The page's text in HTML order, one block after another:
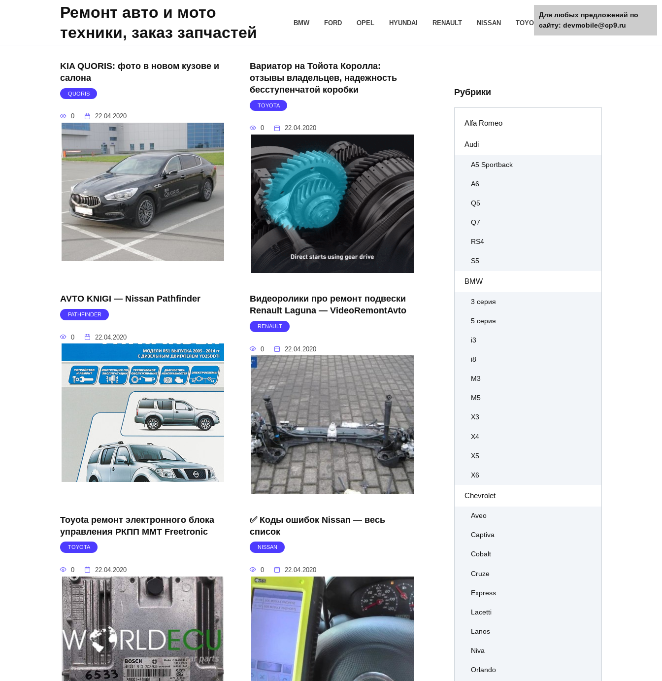
Ремонт авто и мото
техники, заказ запчастей
BMW FORD OPEL HYUNDAI RENAULT NISSAN TOYOTA РАЗНОЕ
KIA QUORIS: фото в новом кузове и
салона
QUORIS
0 22.04.2020
Вариатор на Тойота Королла:
отзывы владельцев, надежность
бесступенчатой коробки
TOYOTA
0 22.04.2020
AVTO KNIGI — Nissan Pathfinder
PATHFINDER
0 22.04.2020
Видеоролики про ремонт подвески
Renault Laguna — VideoRemontAvto
RENAULT
0 22.04.2020
Toyota ремонт электронного блока
управления РКПП MMT Freetronic
TOYOTA
0 22.04.2020
✅ Коды ошибок Nissan — весь
список
NISSAN
0 22.04.2020
Рубрики
Alfa Romeo
Audi
A5 Sportback
A6
Q5
Q7
RS4
S5
BMW
3 серия
5 серия
i3
i8
M3
M5
X3
X4
X5
X6
Chevrolet
Aveo
Captiva
Cobalt
Cruze
Express
Lacetti
Lanos
Niva
Orlando
Для любых предложений по
сайту: devmobile@cp9.ru